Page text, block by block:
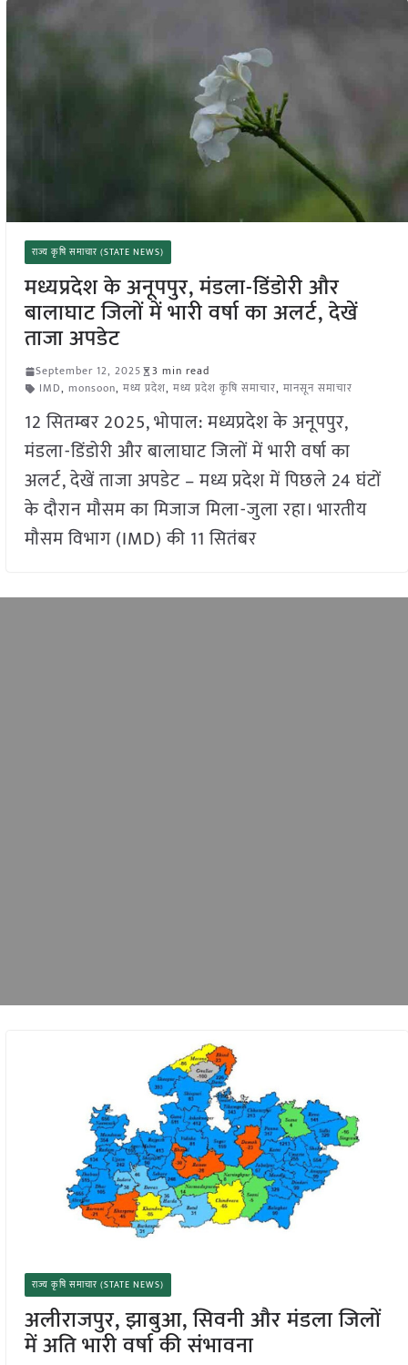
राज्य कृषि समाचार (STATE NEWS)
मध्यप्रदेश के अनूपपुर, मंडला-डिंडोरी और
बालाघाट जिलों में भारी वर्षा का अलर्ट, देखें
ताजा अपडेट
September 12, 2025
3 min read
IMD, monsoon, मध्य प्रदेश, मध्य प्रदेश कृषि समाचार, मानसून समाचार
12 सितम्बर 2025, भोपाल: मध्यप्रदेश के अनूपपुर,
मंडला-डिंडोरी और बालाघाट जिलों में भारी वर्षा का
अलर्ट, देखें ताजा अपडेट – मध्य प्रदेश में पिछले 24 घंटों
के दौरान मौसम का मिजाज मिला-जुला रहा। भारतीय
मौसम विभाग (IMD) की 11 सितंबर
राज्य कृषि समाचार (STATE NEWS)
अलीराजपुर, झाबुआ, सिवनी और मंडला जिलों
में अति भारी वर्षा की संभावना